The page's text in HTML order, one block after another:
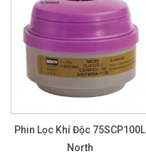
Phin Lọc Khí Độc 75SCP100L
North